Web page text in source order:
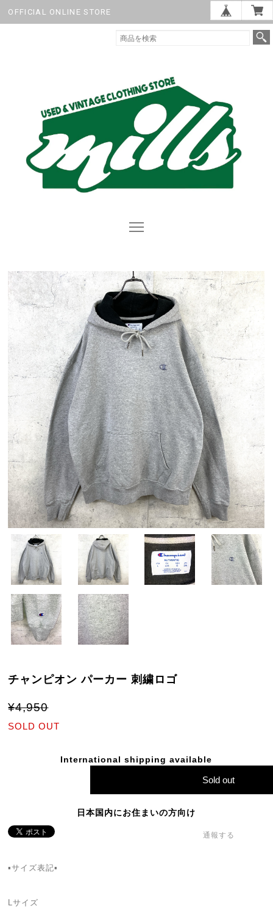
OFFICIAL ONLINE STORE
チャンピオン パーカー 刺繍ロゴ
¥4,950
SOLD OUT
International shipping available
Sold out
日本国内にお住まいの方向け
通報する
▪️サイズ表記▪️
Lサイズ